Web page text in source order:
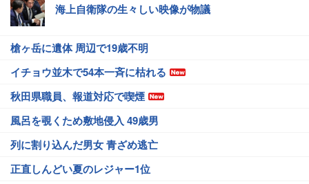
海上自衛隊の生々しい映像が物議
槍ヶ岳に遺体 周辺で19歳不明
イチョウ並木で54本一斉に枯れる
秋田県職員、報道対応で喫煙
風呂を覗くため敷地侵入 49歳男
列に割り込んだ男女 青ざめ逃亡
正直しんどい夏のレジャー1位